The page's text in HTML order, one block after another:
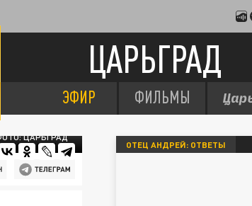
ЦАРЬГРАД
ЭФИР ФИЛЬМЫ
ЦАРЬГРАД
ОТЕЦ АНДРЕЙ: ОТВЕТЫ